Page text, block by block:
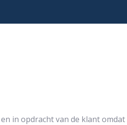
in opdracht van de klant